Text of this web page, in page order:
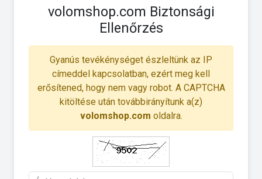
volomshop.com Biztonsági
Ellenőrzés
Gyanús tevékénységet észleltünk az IP
címeddel kapcsolatban, ezért meg kell
erősítened, hogy nem vagy robot. A CAPTCHA
kitöltése után továbbirányítunk a(z)
volomshop.com oldalra.